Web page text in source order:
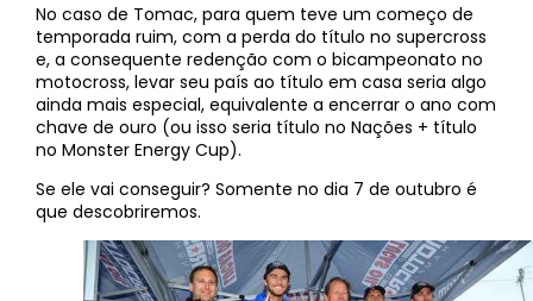
No caso de Tomac, para quem teve um começo de
temporada ruim, com a perda do título no supercross
e, a consequente redenção com o bicampeonato no
motocross, levar seu país ao título em casa seria algo
ainda mais especial, equivalente a encerrar o ano com
chave de ouro (ou isso seria título no Nações + título
no Monster Energy Cup).
Se ele vai conseguir? Somente no dia 7 de outubro é
que descobriremos.